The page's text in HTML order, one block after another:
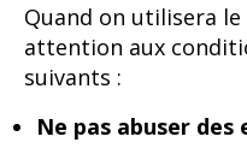
Quand on utilisera
attention aux
suivants :
Ne pas abuser des